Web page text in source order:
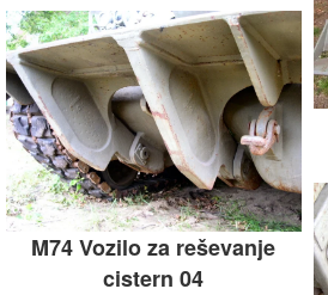
M74 Vozilo za reševanje
cistern 04